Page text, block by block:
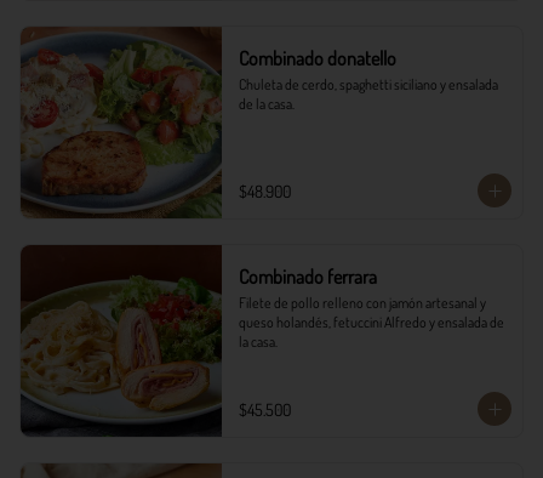
Combinado donatello
Chuleta de cerdo, spaghetti siciliano y ensalada
de la casa.
$48.900
Combinado ferrara
Filete de pollo relleno con jamón artesanal y
queso holandés, fetuccini Alfredo y ensalada de
la casa.
$45.500